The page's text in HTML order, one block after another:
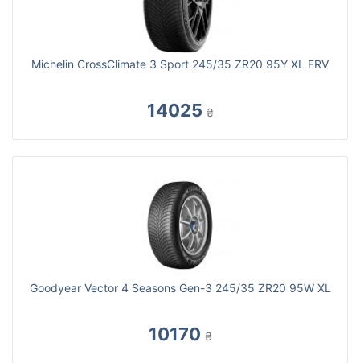
Michelin CrossClimate 3 Sport 245/35 ZR20 95Y XL FRV
14025 ₴
Goodyear Vector 4 Seasons Gen-3 245/35 ZR20 95W XL
10170 ₴